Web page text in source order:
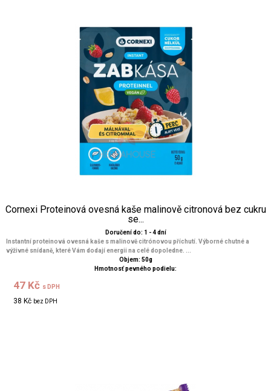
Cornexi Proteinová ovesná kaše malinově citronová bez cukru
se...
Doručení do: 1 - 4 dní
Instantní proteinová ovesná kaše s malinově citrónovou příchutí. Výborné chutné a
výživné snídaně, které Vám dodají energii na celé dopoledne. ...
Objem: 50g
Hmotnosť pevného podielu:
47 Kč s DPH
38 Kč bez DPH